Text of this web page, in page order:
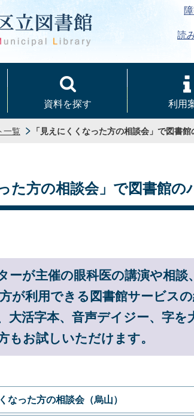
読
資料を探す 利用
一覧 「見えにくくなった方の相談会」で図書
た方の相談会」で図書館
ーが主催の眼科医の講演や相談
が利用できる図書館サービスの
大活字本、音声デイジー、字
もお試しいただけます。
なった方の相談会（烏山）